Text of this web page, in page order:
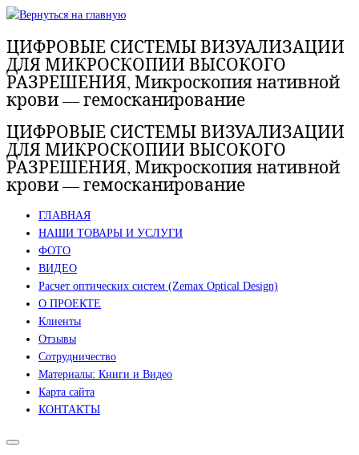
Перейти
содержимому
ЦИФРОВЫЕ СИСТЕМЫ ВИЗУАЛИЗАЦИИ
ДЛЯ МИКРОСКОПИИ ВЫСОКОГО
РАЗРЕШЕНИЯ, Микроскопия нативной
крови — гемосканирование
ЦИФРОВЫЕ СИСТЕМЫ ВИЗУАЛИЗАЦИИ
ДЛЯ МИКРОСКОПИИ ВЫСОКОГО
РАЗРЕШЕНИЯ, Микроскопия нативной
крови — гемосканирование
ГЛАВНАЯ
НАШИ ТОВАРЫ И УСЛУГИ
ФОТО
ВИДЕО
Расчет оптических систем (Zemax Optical Design)
О ПРОЕКТЕ
Клиенты
Отзывы
Сотрудничество
Материалы: Книги и Видео
Карта сайта
КОНТАКТЫ